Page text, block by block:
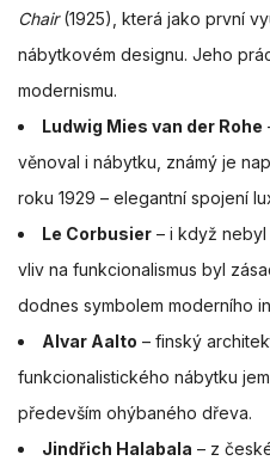
Chair(1925), která jako první
nábytkovém designu. Jeho
modernismu.
Ludwig Mies van der Rohe
věnoval i nábytku, známý je
roku 1929 – elegantní spojení
Le Corbusier – i když nebyl
vliv na funkcionalismus byl
dodnes symbolem moderního
Alvar Aalto – finský
funkcionalistického nábytku
především ohýbaného dřeva.
Jindřich Halabala – z